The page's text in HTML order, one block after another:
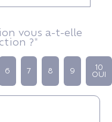
vous a-t-elle
?*
6 7 8 9
10
OUI